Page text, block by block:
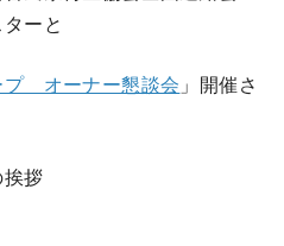
ーと
プ オーナー懇談会 」開催さ
拶